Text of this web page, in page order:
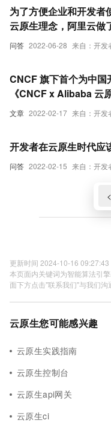
问答 2022-06-28 来自：开发
为了方便企业和开发者
云原生理念，阿里云做
文章 2022-02-17 来自：开发
CNCF 旗下首个为中国
《CNCF x Alibaba 云
问答 2022-02-15 来自：开发
开发者在云原生时代应
<
更新时间 2024-10-16 09:27:43
本页面内关键词为智能算法引
面下方点击"联系我们"与我们沟
云原生您可能感兴趣
云原生实践指南
云原生控制台
云原生api网关
云原生ci